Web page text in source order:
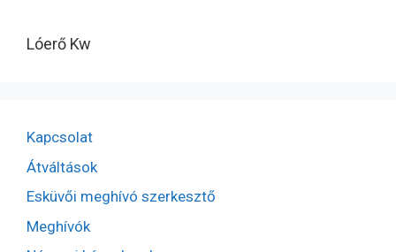
Lóerő Kw
Kapcsolat
Átváltások
Esküvői meghívó szerkesztő
Meghívók